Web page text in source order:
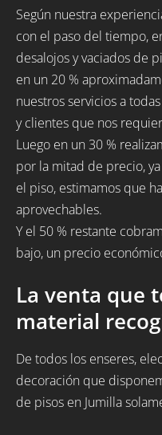
Según nuestra
con el paso del tiempo,
desalojos y vaciados de
en un 20 %
nuestros servicios a
y clientes que nos
Luego en un 30 %
por la mitad de precio,
el piso, estimamos que
aprovechables.
Y el 50 % restante
bajo, un precio
La venta que
material
De todos los enseres,
decoración que
de pisos en Jumilla